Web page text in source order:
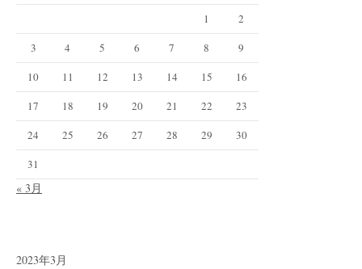
1
2
3
4 5 6 7 8
9
10
11 12 13 14 15
16
17
18 19 20 21 22
23
24
25 26 27 28 29
30
31
« 3月
2023年3月